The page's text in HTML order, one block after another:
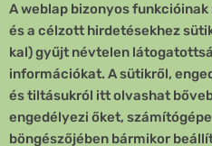
Vevőszolgálat
Quick Links
Fizetési mód
A weblap bizonyos
és a célzott hirdetésekhez
kal) gyűjt névtelen
információkat. A sütikről,
és tiltásukról itt olvashat
engedélyezi őket, számítógépe
böngészőjében bármikor